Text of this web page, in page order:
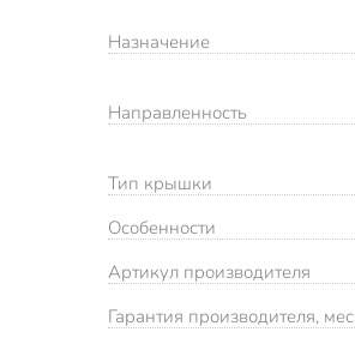
Назначение
Направленность
Тип крышки
Особенности
Артикул производителя
Гарантия производителя, мес